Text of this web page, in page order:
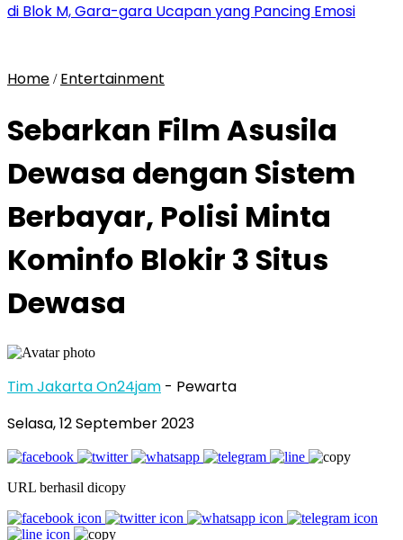
di Blok M, Gara-gara Ucapan yang Pancing Emosi
Home / Entertainment
Sebarkan Film Asusila
Dewasa dengan Sistem
Berbayar, Polisi Minta
Kominfo Blokir 3 Situs
Dewasa
Tim Jakarta On24jam - Pewarta
Selasa, 12 September 2023
URL berhasil dicopy